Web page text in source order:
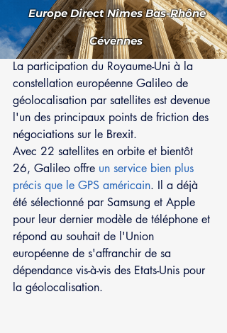
Europe Direct Nîmes Bas-Rhône
Cévennes
Brexit encore: Galileo et le
Royaume-Uni
La participation du Royaume-Uni à la
constellation européenne Galileo de
géolocalisation par satellites est devenue
l'un des principaux points de friction des
négociations sur le Brexit.
Avec 22 satellites en orbite et bientôt
26, Galileo offre un service bien plus
précis que le GPS américain. Il a déjà
été sélectionné par Samsung et Apple
pour leur dernier modèle de téléphone et
répond au souhait de l'Union
européenne de s'affranchir de sa
dépendance vis-à-vis des Etats-Unis pour
la géolocalisation.